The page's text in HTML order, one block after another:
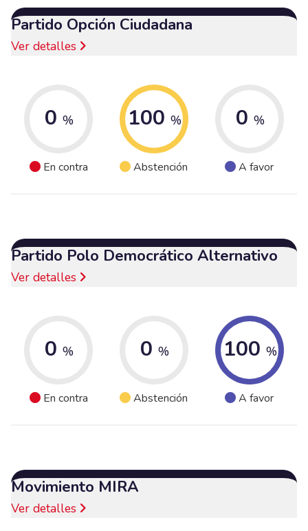
Partido Opción Ciudadana
Ver detalles
0 %
En contra
100 %
Abstención
0 %
A favor
Partido Polo Democrático Alternativo
Ver detalles
0 %
En contra
0 %
Abstención
100 %
A favor
Movimiento MIRA
Ver detalles